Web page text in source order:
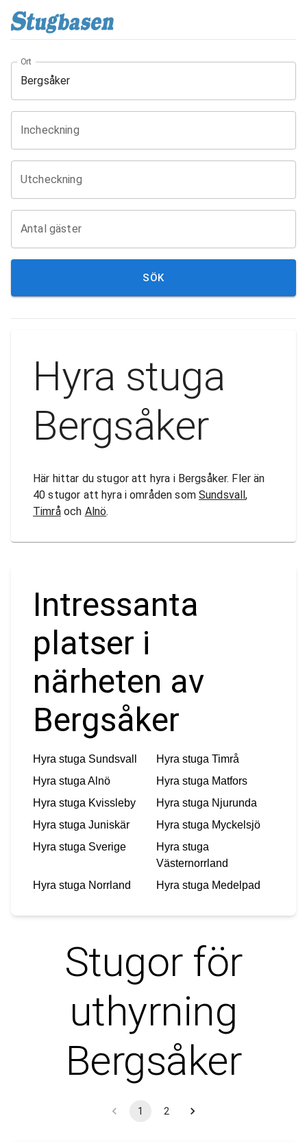
Ort
Incheckning
Utcheckning
Antal gäster
SÖK
Hyra stuga
Bergsåker
Här hittar du stugor att hyra i Bergsåker. Fler än
40 stugor att hyra i områden som Sundsvall,
Timråoch Alnö.
Intressanta
platser i
närheten av
Bergsåker
Hyra stuga Sundsvall Hyra stuga Timrå
Hyra stuga Alnö Hyra stuga Matfors
Hyra stuga Kvissleby Hyra stuga Njurunda
Hyra stuga Juniskär Hyra stuga Myckelsjö
Hyra stuga Sverige
Hyra stuga
Västernorrland
Hyra stuga Norrland Hyra stuga Medelpad
Stugor för
uthyrning
Bergsåker
1 2